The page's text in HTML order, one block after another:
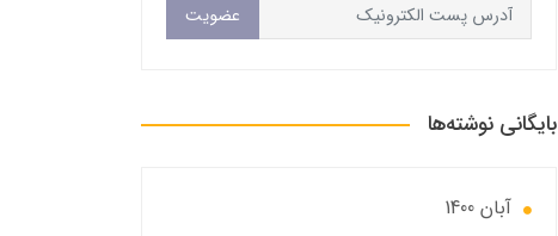
عضویت
بایگانی نوشته‌ها
آبان 1400